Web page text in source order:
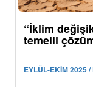
“İklim
temelli
EYLÜL-EKİM 2025